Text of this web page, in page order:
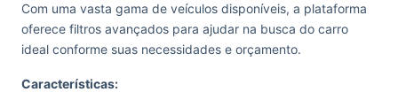
Com uma vasta gama de veículos disponíveis, a plataforma
oferece filtros avançados para ajudar na busca do carro
ideal conforme suas necessidades e orçamento.
Características: